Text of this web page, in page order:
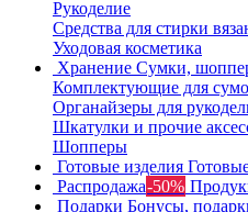
Рукоделие
Средства для стирки
Уходовая косметика
Хранение Сумки,
Комплектующие для
Органайзеры для
Шкатулки и прочие
Шопперы
Готовые изделия
Распродажа-50%
Подарки Бонусы,